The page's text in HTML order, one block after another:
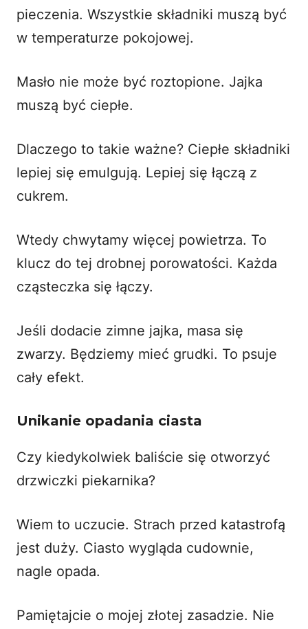
pieczenia. Wszystkie składniki muszą być
w temperaturze pokojowej.
Masło nie może być roztopione. Jajka
muszą być ciepłe.
Dlaczego to takie ważne? Ciepłe składniki
lepiej się emulgują. Lepiej się łączą z
cukrem.
Wtedy chwytamy więcej powietrza. To
klucz do tej drobnej porowatości. Każda
cząsteczka się łączy.
Jeśli dodacie zimne jajka, masa się
zwarzy. Będziemy mieć grudki. To psuje
cały efekt.
Unikanie opadania ciasta
Czy kiedykolwiek baliście się otworzyć
drzwiczki piekarnika?
Wiem to uczucie. Strach przed katastrofą
jest duży. Ciasto wygląda cudownie,
nagle opada.
Pamiętajcie o mojej złotej zasadzie. Nie